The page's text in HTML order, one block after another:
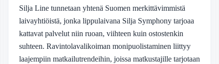
Silja Line tunnetaan yhtenä Suomen merkittävimmistä
laivayhtiöistä, jonka lippulaivana Silja Symphony tarjoaa
kattavat palvelut niin ruoan, viihteen kuin ostostenkin
suhteen. Ravintolavalikoiman monipuolistaminen liittyy
laajempiin matkailutrendeihin, joissa matkustajille tarjotaan